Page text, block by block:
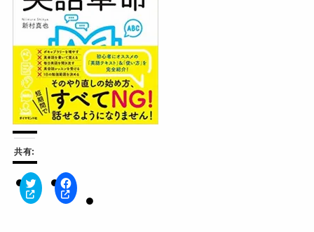
共有:
ク
リ
F
a